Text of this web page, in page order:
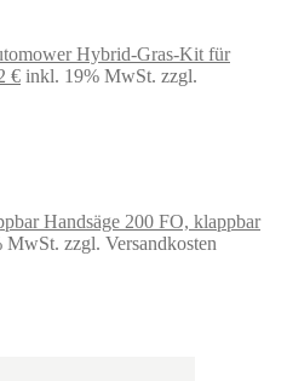
Hybrid-Gras-Kit für
€Aktueller
inkl. 19% MwSt. zzgl.
Handsäge 200 FO, klappbar
MwSt. zzgl. Versandkosten